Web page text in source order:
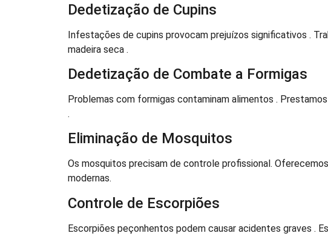
Dedetização de Cupins
Infestações de cupins provocam prejuízos significativos .
madeira seca .
Dedetização de Combate a Formigas
Problemas com formigas contaminam alimentos .
.
Eliminação de Mosquitos
Os mosquitos precisam de controle profissional.
modernas.
Controle de Escorpiões
Escorpiões peçonhentos podem causar acidentes graves .